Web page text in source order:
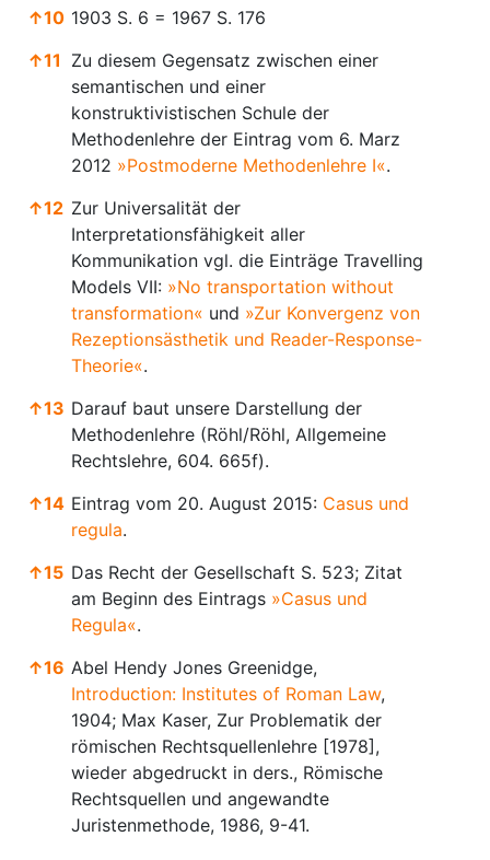
↑10 1903 S. 6 = 1967 S. 176
↑11 Zu diesem Gegensatz zwischen einer
semantischen und einer
konstruktivistischen Schule der
Methodenlehre der Eintrag vom 6. Marz
2012 »Postmoderne Methodenlehre I«.
↑12 Zur Universalität der
Interpretationsfähigkeit aller
Kommunikation vgl. die Einträge Travelling
Models VII: »No transportation without
transformation« und »Zur Konvergenz von
Rezeptionsästhetik und Reader-Response-
Theorie«.
↑13 Darauf baut unsere Darstellung der
Methodenlehre (Röhl/Röhl, Allgemeine
Rechtslehre, 604. 665f).
↑14 Eintrag vom 20. August 2015: Casus und
regula.
↑15 Das Recht der Gesellschaft S. 523; Zitat
am Beginn des Eintrags »Casus und
Regula«.
↑16 Abel Hendy Jones Greenidge,
Introduction: Institutes of Roman Law,
1904; Max Kaser, Zur Problematik der
römischen Rechtsquellenlehre [1978],
wieder abgedruckt in ders., Römische
Rechtsquellen und angewandte
Juristenmethode, 1986, 9-41.